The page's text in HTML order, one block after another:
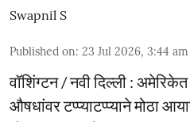
Swapnil S
Published on: 23 Jul 2026, 3:44 am
वॉशिंग्टन / नवी दिल्ली :
औषधांवर टप्प्याटप्प्याने मोठा